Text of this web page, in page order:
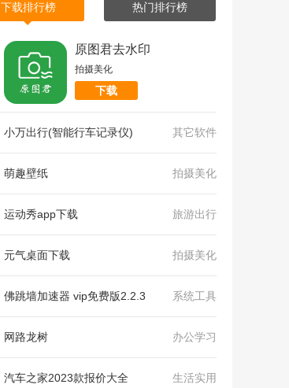
下载排行榜 热门排行榜
原图君去水印
拍摄美化
下载
小万出行(智能行车记录仪) 其它软件
萌趣壁纸 拍摄美化
运动秀app下载 旅游出行
元气桌面下载 拍摄美化
佛跳墙加速器 vip免费版2.2.3 系统工具
网路龙树 办公学习
汽车之家2023款报价大全 生活实用